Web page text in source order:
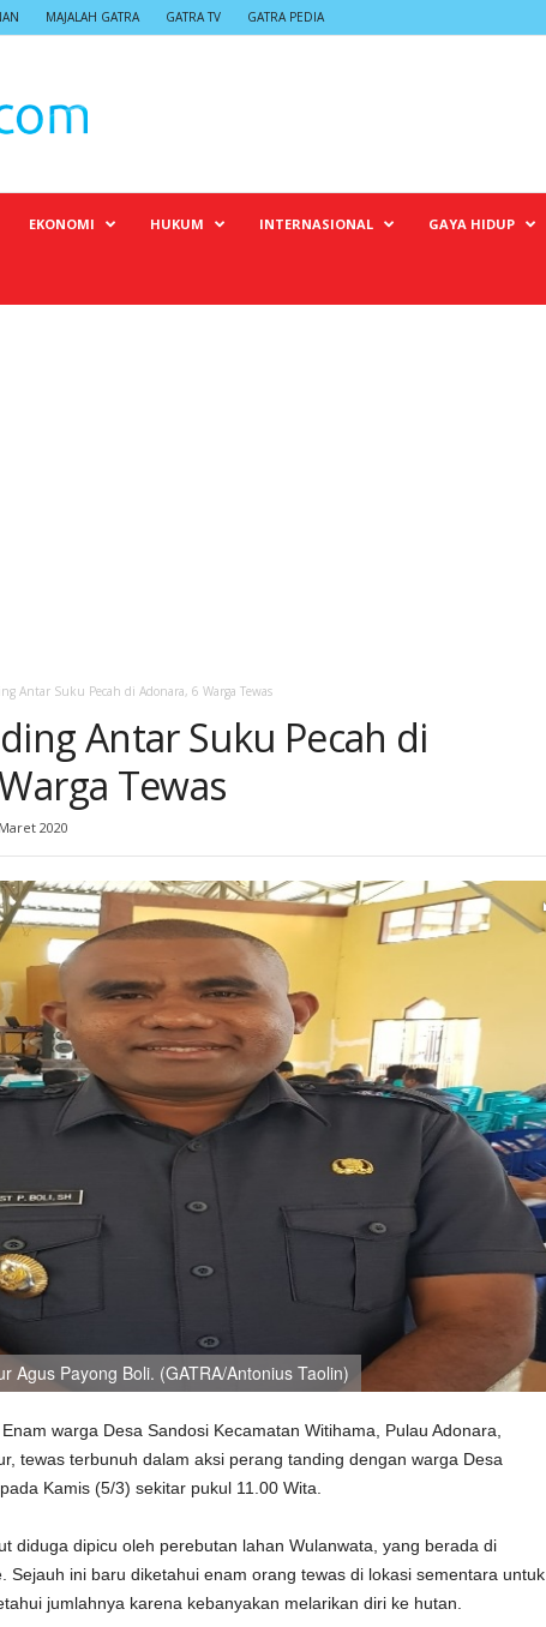
MAJALAH GATRA GATRA TV GATRA PEDIA
EKONOMI HUKUM INTERNASIONAL GAYA HIDUP
Antar Suku Pecah di Adonara, 6 Warga Tewas
Antar Suku Pecah di
Tewas
2020
Agus Payong Boli. (GATRA/Antonius Taolin)
warga Desa Sandosi Kecamatan Witihama, Pulau Adonara,
tewas terbunuh dalam aksi perang tanding dengan warga Desa
Kamis (5/3) sekitar pukul 11.00 Wita.
diduga dipicu oleh perebutan lahan Wulanwata, yang berada di
Sejauh ini baru diketahui enam orang tewas di lokasi sementara untuk
jumlahnya karena kebanyakan melarikan diri ke hutan.